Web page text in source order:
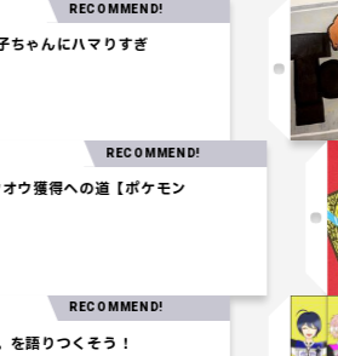
んにハマりすぎ
RECOMMEND!
ウオウ獲得への道【ポケモン
RECOMMEND!
りつくそう！
RECOMMEND!